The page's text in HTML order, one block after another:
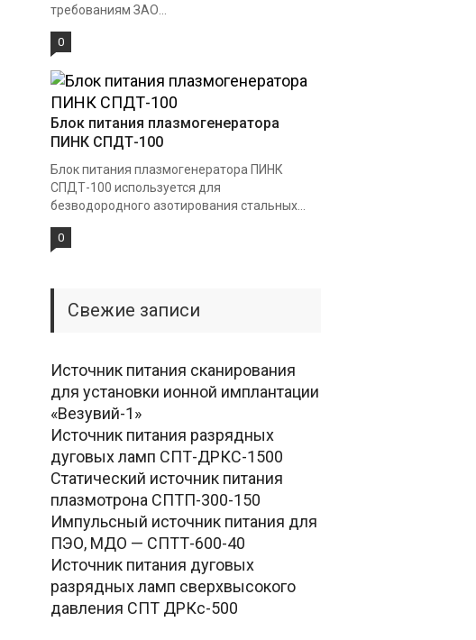
требованиям ЗАО...
0
Блок питания плазмогенератора
ПИНК СПДТ-100
Блок питания плазмогенератора ПИНК
СПДТ-100 используется для
безводородного азотирования стальных...
0
Свежие записи
Источник питания сканирования
для установки ионной имплантации
«Везувий-1»
Источник питания разрядных
дуговых ламп СПТ-ДРКС-1500
Статический источник питания
плазмотрона СПТП-300-150
Импульсный источник питания для
ПЭО, МДО — СПТТ-600-40
Источник питания дуговых
разрядных ламп сверхвысокого
давления СПТ ДРКс-500